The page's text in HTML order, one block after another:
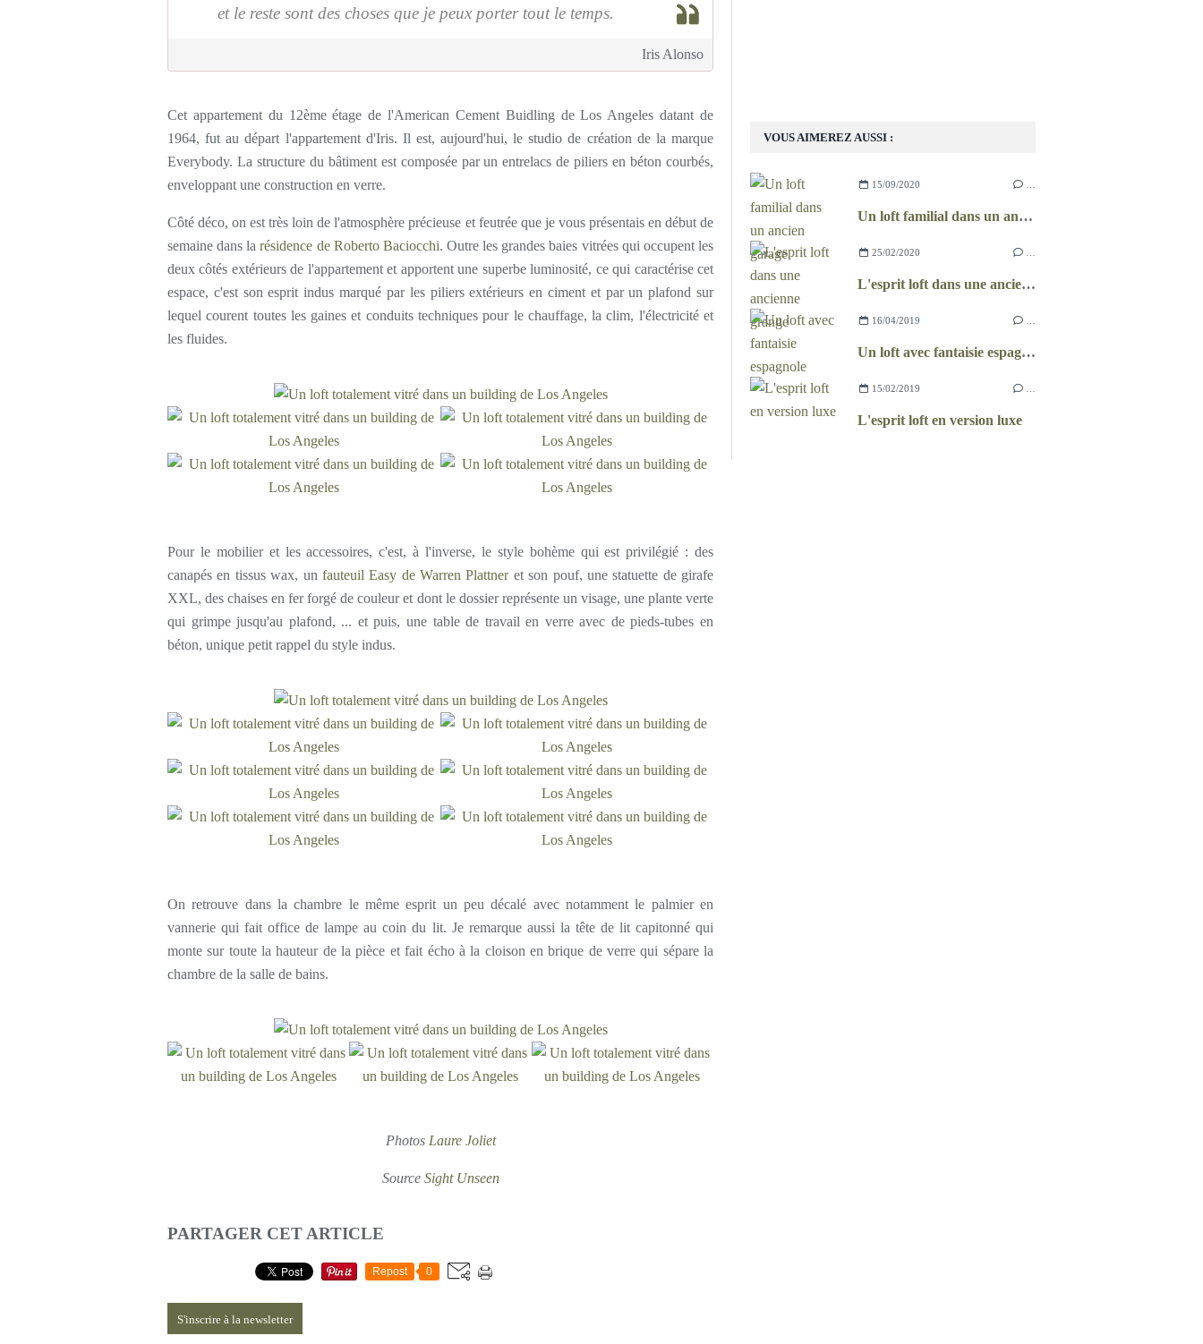
et le reste sont des choses que je peux porter tout le temps.
Iris Alonso
Cet appartement du 12ème étage de l'American Cement Buidling de Los Angeles datant de
1964, fut au départ l'appartement d'Iris. Il est, aujourd'hui, le studio de création de la marque
Everybody. La structure du bâtiment est composée par un entrelacs de piliers en béton courbés,
enveloppant une construction en verre.
Côté déco, on est très loin de l'atmosphère précieuse et feutrée que je vous présentais en début de
semaine dans larésidence de Roberto Baciocchi. Outre les grandes baies vitrées qui occupent les
deux côtés extérieurs de l'appartement et apportent une superbe luminosité, ce qui caractérise cet
espace, c'est son esprit indus marqué par les piliers extérieurs en ciment et par un plafond sur
lequel courent toutes les gaines et conduits techniques pour le chauffage, la clim, l'électricité et
les fluides.
Pour le mobilier et les accessoires, c'est, à l'inverse, le style bohème qui est privilégié : des
canapés en tissus wax, un fauteuil Easy de Warren Plattneret son pouf, une statuette de girafe
XXL, des chaises en fer forgé de couleur et dont le dossier représente un visage, une plante verte
qui grimpe jusqu'au plafond, ... et puis, une table de travail en verre avec de pieds-tubes en
béton, unique petit rappel du style indus.
On retrouve dans la chambre le même esprit un peu décalé avec notamment le palmier en
vannerie qui fait office de lampe au coin du lit. Je remarque aussi la tête de lit capitonné qui
monte sur toute la hauteur de la pièce et fait écho à la cloison en brique de verre qui sépare la
chambre de la salle de bains.
Photos Laure Joliet
Source Sight Unseen
PARTAGER CET ARTICLE
Repost 0
S'inscrire à la newsletter
VOUS AIMEREZ AUSSI :
15/09/2020
Un loft familial dans un ancien garage
25/02/2020
L'esprit loft dans une ancienne grange
16/04/2019
Un loft avec fantaisie espagnole
15/02/2019
L'esprit loft en version luxe